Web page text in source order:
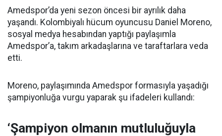
Amedspor’da yeni sezon öncesi bir ayrılık daha
yaşandı. Kolombiyalı hücum oyuncusu Daniel Moreno,
sosyal medya hesabından yaptığı paylaşımla
Amedspor’a, takım arkadaşlarına ve taraftarlara veda
etti.
Moreno, paylaşımında Amedspor formasıyla yaşadığı
şampiyonluğa vurgu yaparak şu ifadeleri kullandı:
‘Şampiyon olmanın mutluluğuyla